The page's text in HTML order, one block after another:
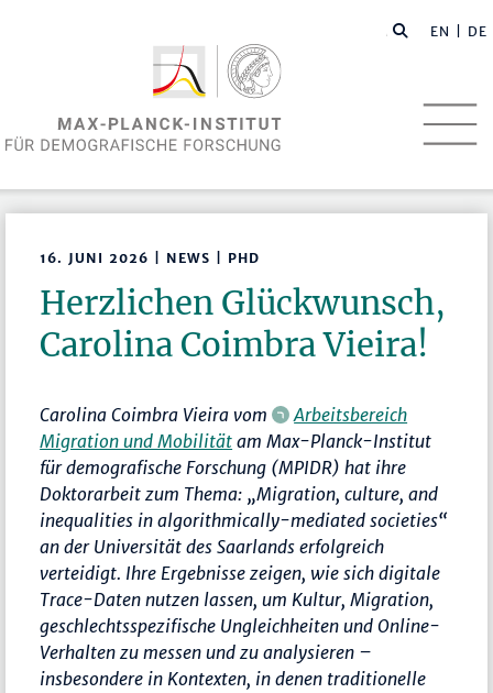
EN | DE
16. JUNI 2026 | NEWS | PHD
Herzlichen Glückwunsch,
Carolina Coimbra Vieira!
Carolina Coimbra Vieira vom
Arbeitsbereich
Migration und Mobilität am Max-Planck-Institut
für demografische Forschung (MPIDR) hat ihre
Doktorarbeit zum Thema: „Migration, culture, and
inequalities in algorithmically-mediated societies“
an der Universität des Saarlands erfolgreich
verteidigt. Ihre Ergebnisse zeigen, wie sich digitale
Trace-Daten nutzen lassen, um Kultur, Migration,
geschlechtsspezifische Ungleichheiten und Online-
Verhalten zu messen und zu analysieren –
insbesondere in Kontexten, in denen traditionelle